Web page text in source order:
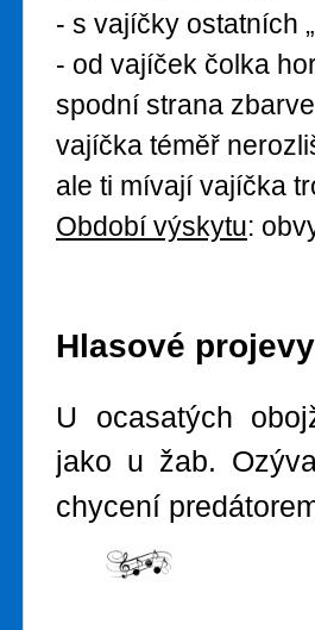
- s vajíčky ostatních
- od vajíček čolka
spodní strana
vajíčka téměř
ale ti mívají vajíčka
Období výskytu:
Hlasové
U ocasatých
jako u žab.
chycení